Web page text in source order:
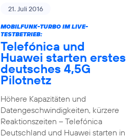
21. Juli 2016
MOBILFUNK-TURBO IM LIVE-
TESTBETRIEB:
Telefónica und
Huawei starten erstes
deutsches 4,5G
Pilotnetz
Höhere Kapazitäten und
Datengeschwindigkeiten, kürzere
Reaktionszeiten – Telefónica
Deutschland und Huawei starten in